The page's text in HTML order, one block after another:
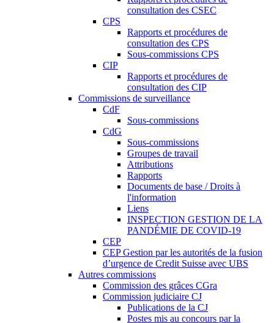
consultation des CSEC
CPS
Rapports et procédures de
consultation des CPS
Sous-commissions CPS
CIP
Rapports et procédures de
consultation des CIP
Commissions de surveillance
CdF
Sous-commissions
CdG
Sous-commissions
Groupes de travail
Attributions
Rapports
Documents de base / Droits à
l'information
Liens
INSPECTION GESTION DE LA
PANDÉMIE DE COVID-19
CEP
CEP Gestion par les autorités de la fusion
d’urgence de Credit Suisse avec UBS
Autres commissions
Commission des grâces CGra
Commission judiciaire CJ
Publications de la CJ
Postes mis au concours par la